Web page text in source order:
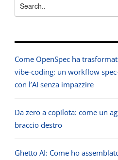
Come OpenSpec ha
vibe-coding: un workflow
con l’AI senza impazzire
Da zero a copilota: come un
braccio destro
Ghetto AI: Come ho